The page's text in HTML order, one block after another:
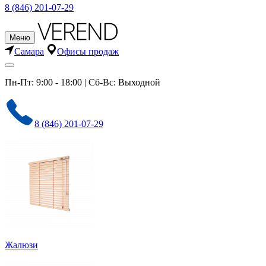
8 (846) 201-07-29
Меню
Самара Офисы продаж
Пн-Пт: 9:00 - 18:00 | Сб-Вс: Выходной
8 (846) 201-07-29
Жалюзи